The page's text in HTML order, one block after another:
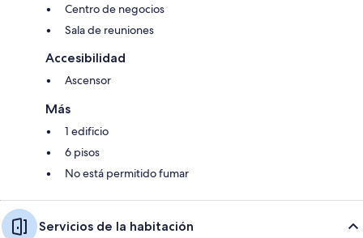
Centro de negocios
Sala de reuniones
Accesibilidad
Ascensor
Más
1 edificio
6 pisos
No está permitido fumar
Servicios de la habitación